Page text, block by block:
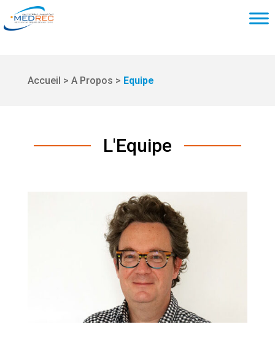
Accueil > A Propos > Equipe
L'Equipe